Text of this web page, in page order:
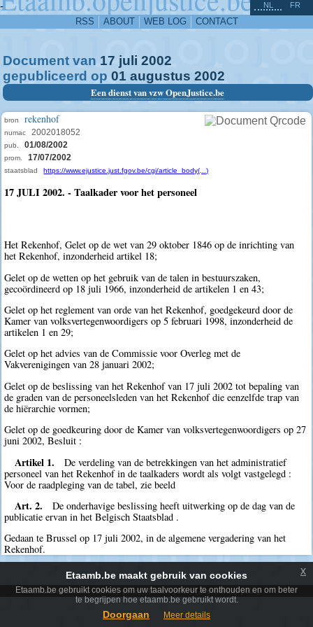
-
RSS ABOUT WEB LOG CONTACT
NL FR
Document van 17 juli 2002
gepubliceerd op 01 augustus 2002
Een dienst van vzw OpenJustice.be
bron rekenhof
numac 2002018052
pub. 01/08/2002
prom. 17/07/2002
staatsblad https://www.ejustice.just.fgov.be/cgi/article_body(...)
17 JULI 2002. - Taalkader voor het personeel
Het Rekenhof, Gelet op de wet van 29 oktober 1846 op de inrichting van
het Rekenhof, inzonderheid artikel 18;
Gelet op de wetten op het gebruik van de talen in bestuurszaken,
gecoördineerd op 18 juli 1966, inzonderheid de artikelen 1 en 43;
Gelet op het reglement van orde van het Rekenhof, goedgekeurd door de
Kamer van volksvertegenwoordigers op 5 februari 1998, inzonderheid de
artikelen 1 en 29;
Gelet op het advies van de Commissie voor Overleg met de
Vakverenigingen van 28 januari 2002;
Gelet op de beslissing van het Rekenhof van 17 juli 2002 tot bepaling van
de graden van de personeelsleden van het Rekenhof die eenzelfde trap van
de hiërarchie vormen;
Gelet op de goedkeuring door de Kamer van volksvertegenwoordigers op 27
juni 2002, Besluit :
Artikel 1.
De verdeling van de betrekkingen van het administratief
personeel van het Rekenhof in de taalkaders wordt als volgt vastgelegd :
Voor de raadpleging van de tabel, zie beeld
Art. 2.
De onderhavige beslissing heeft uitwerking op de dag van de
publicatie ervan in het Belgisch Staatsblad .
Gedaan te Brussel op 17 juli 2002, in de algemene vergadering van het
Rekenhof.
^
Terms and conditions|Privacy policy| Cookie policy| Accessibility policy
Etaamb.be maakt gebruik van cookies
Etaamb.be gebruikt cookies om uw taalvoorkeur te onthouden en om beter
te begrijpen hoe etaamb.be gebruikt wordt.
Doorgaan Meer details
x